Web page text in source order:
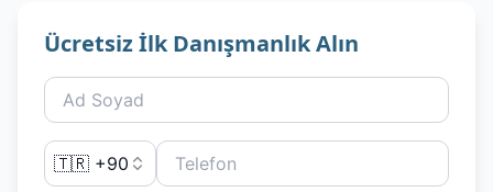
Ücretsiz İlk Danışmanlık Alın
🇹🇷 +90